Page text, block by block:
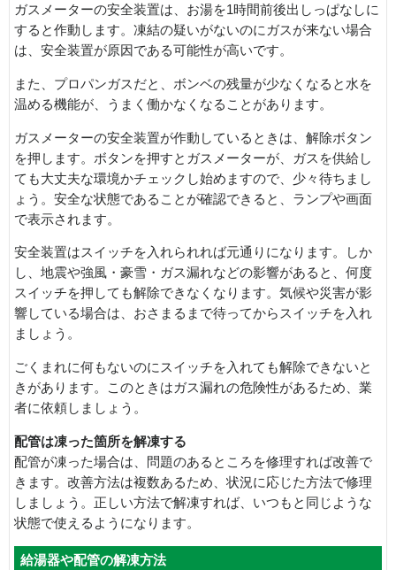
ガスメーターの安全装置は、お湯を1時間前後出しっぱなしに
すると作動します。凍結の疑いがないのにガスが来ない場合
は、安全装置が原因である可能性が高いです。
また、プロパンガスだと、ボンベの残量が少なくなると水を
温める機能が、うまく働かなくなることがあります。
ガスメーターの安全装置が作動しているときは、解除ボタン
を押します。ボタンを押すとガスメーターが、ガスを供給し
ても大丈夫な環境かチェックし始めますので、少々待ちまし
ょう。安全な状態であることが確認できると、ランプや画面
で表示されます。
安全装置はスイッチを入れられれば元通りになります。しか
し、地震や強風・豪雪・ガス漏れなどの影響があると、何度
スイッチを押しても解除できなくなります。気候や災害が影
響している場合は、おさまるまで待ってからスイッチを入れ
ましょう。
ごくまれに何もないのにスイッチを入れても解除できないと
きがあります。このときはガス漏れの危険性があるため、業
者に依頼しましょう。
配管は凍った箇所を解凍する
配管が凍った場合は、問題のあるところを修理すれば改善で
きます。改善方法は複数あるため、状況に応じた方法で修理
しましょう。正しい方法で解凍すれば、いつもと同じような
状態で使えるようになります。
給湯器や配管の解凍方法